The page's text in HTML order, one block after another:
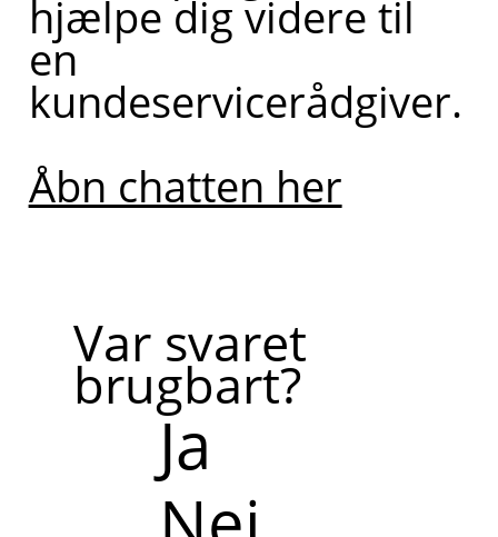
hjælpe dig videre til
en
kundeservicerådgiver.
Åbn chatten her
Var svaret
brugbart?
Ja
Bliv
ringet
op af
en